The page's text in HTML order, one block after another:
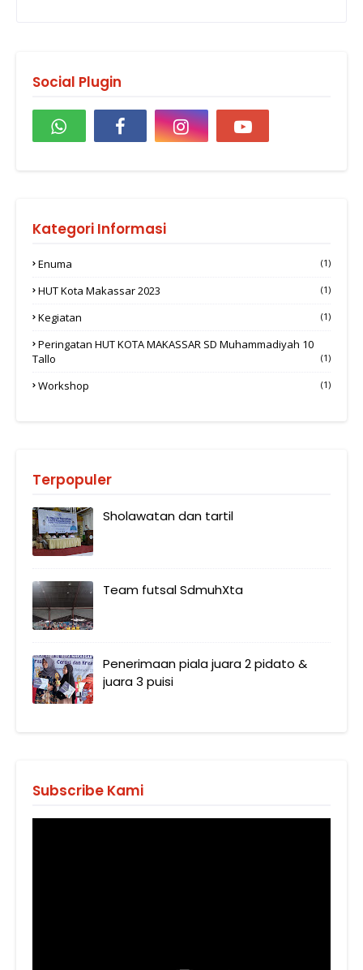
Social Plugin
Kategori Informasi
Enuma (1)
HUT Kota Makassar 2023 (1)
Kegiatan (1)
Peringatan HUT KOTA MAKASSAR SD Muhammadiyah 10
Tallo
(1)
Workshop (1)
Terpopuler
Sholawatan dan tartil
Team futsal SdmuhXta
Penerimaan piala juara 2 pidato &
juara 3 puisi
Subscribe Kami